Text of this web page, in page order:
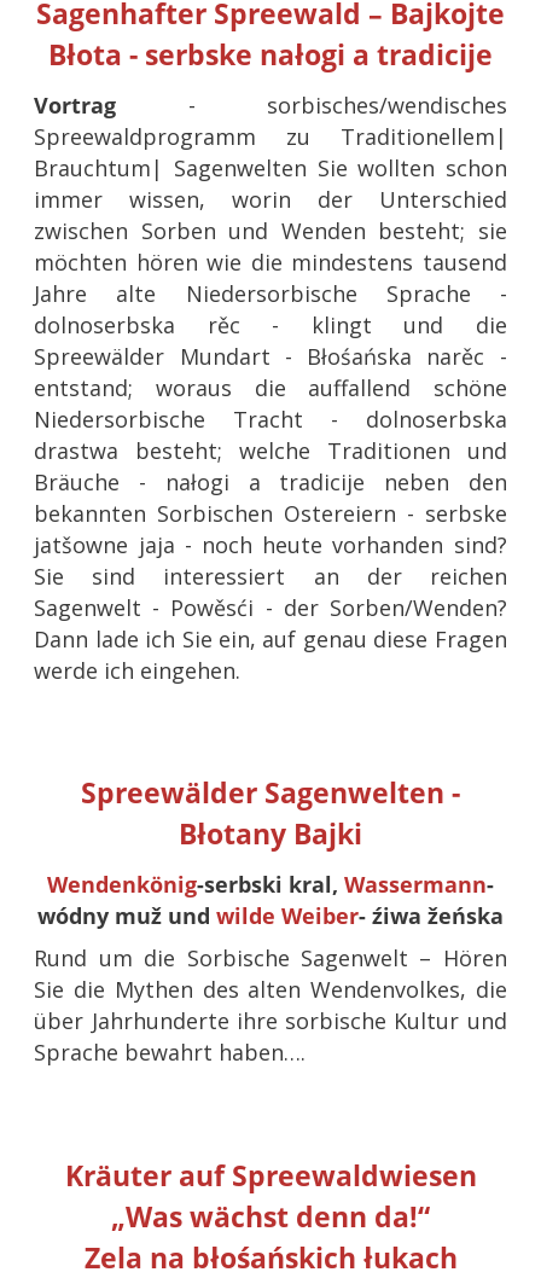
Sagenhafter Spreewald – Bajkojte
Błota - serbske nałogi a tradicije
Vortrag - sorbisches/wendisches
Spreewaldprogramm zu Traditionellem|
Brauchtum| Sagenwelten Sie wollten schon
immer wissen, worin der Unterschied
zwischen Sorben und Wenden besteht; sie
möchten hören wie die mindestens tausend
Jahre alte Niedersorbische Sprache -
dolnoserbska rěc - klingt und die
Spreewälder Mundart - Błośańska narěc -
entstand; woraus die auffallend schöne
Niedersorbische Tracht - dolnoserbska
drastwa besteht; welche Traditionen und
Bräuche - nałogi a tradicije neben den
bekannten Sorbischen Ostereiern - serbske
jatšowne jaja - noch heute vorhanden sind?
Sie sind interessiert an der reichen
Sagenwelt - Powěsći - der Sorben/Wenden?
Dann lade ich Sie ein, auf genau diese Fragen
werde ich eingehen.
Spreewälder Sagenwelten -
Błotany Bajki
Wendenkönig-serbski kral, Wassermann-
wódny muž und wilde Weiber- źiwa žeńska
Rund um die Sorbische Sagenwelt – Hören
Sie die Mythen des alten Wendenvolkes, die
über Jahrhunderte ihre sorbische Kultur und
Sprache bewahrt haben….
Kräuter auf Spreewaldwiesen
„Was wächst denn da!“
Zela na błośańskich łukach